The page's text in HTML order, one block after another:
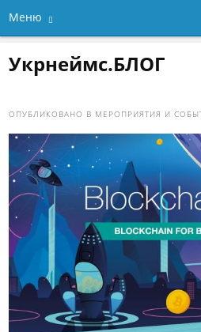
Меню
Укрнеймс.БЛОГ
ОПУБЛИКОВАНО В МЕРОПРИЯТИЯ И